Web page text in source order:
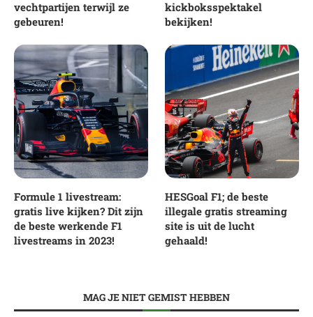
vechtpartijen terwijl ze
gebeuren!
kickboksspektakel
bekijken!
Formule 1 livestream:
gratis live kijken? Dit zijn
de beste werkende F1
livestreams in 2023!
HESGoal F1; de beste
illegale gratis streaming
site is uit de lucht
gehaald!
MAG JE NIET GEMIST HEBBEN